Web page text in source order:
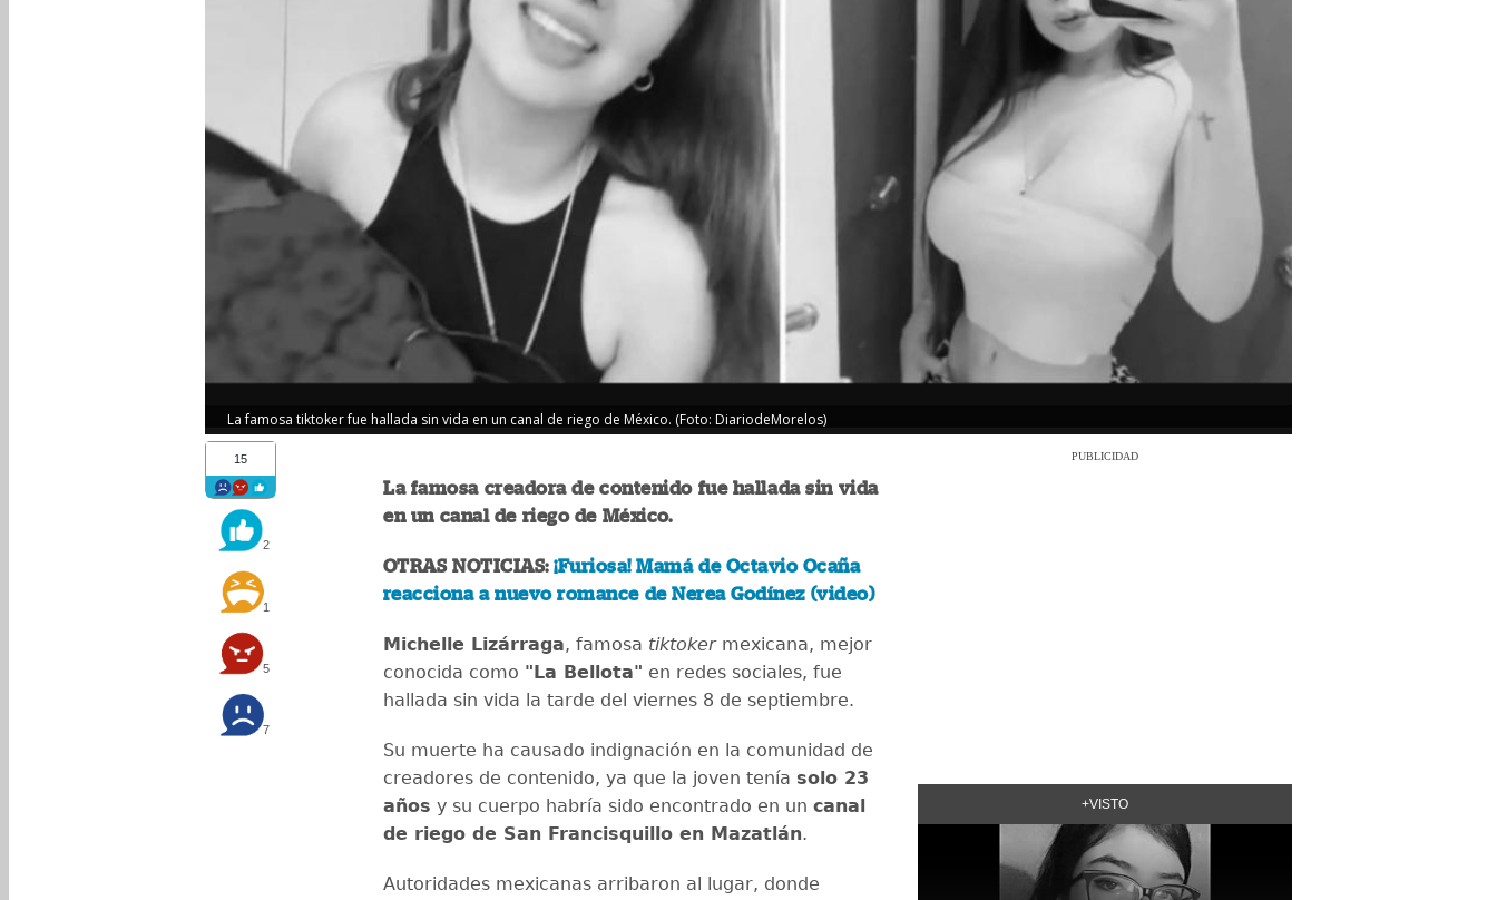
La famosa tiktoker fue hallada sin vida en un canal de riego de México. (Foto: DiariodeMorelos)
15
2
1
5
7
La famosa creadora de contenido fue hallada sin vida
en un canal de riego de México.
OTRAS NOTICIAS:¡Furiosa! Mamá de Octavio Ocaña
reacciona a nuevo romance de Nerea Godínez (video)
Michelle Lizárraga, famosa tiktokermexicana, mejor
conocida como "La Bellota" en redes sociales, fue
hallada sin vida la tarde del viernes 8 de septiembre.
Su muerte ha causado indignación en la comunidad de
creadores de contenido, ya que la joven tenía solo 23
años y su cuerpo habría sido encontrado en un canal
de riego de San Francisquillo en Mazatlán.
Autoridades mexicanas arribaron al lugar, donde
PUBLICIDAD
+VISTO